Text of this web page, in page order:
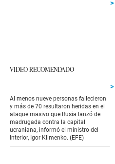
VIDEO RECOMENDADO
Al menos nueve personas fallecieron
y más de 70 resultaron heridas en el
ataque masivo que Rusia lanzó de
madrugada contra la capital
ucraniana, informó el ministro del
Interior, Igor Klimenko. (EFE)